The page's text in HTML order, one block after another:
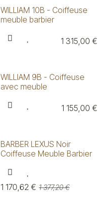
WILLIAM 10B - Coiffeuse
meuble barbier
1 315,00 €
WILLIAM 9B - Coiffeuse
avec meuble
1 155,00 €
BARBER LEXUS Noir
Coiffeuse Meuble Barbier
1 170,62 € 1 377,20€